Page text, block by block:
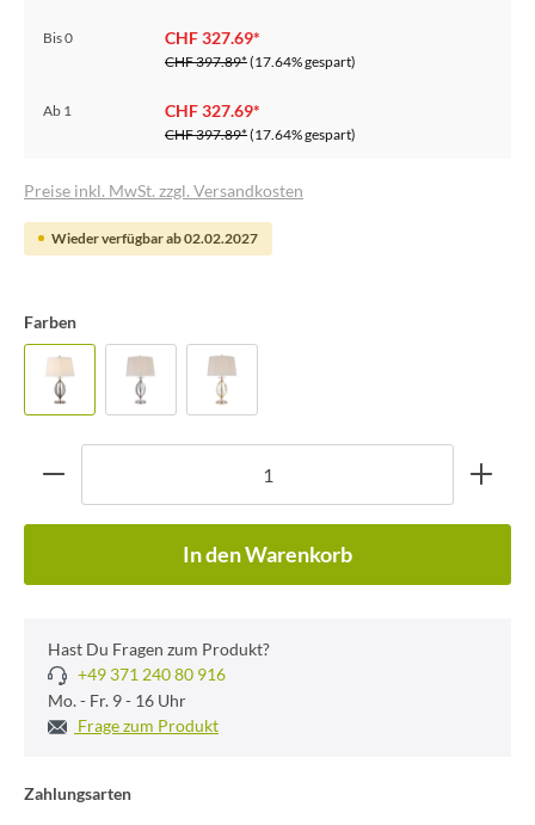
Bis0 CHF 327.69*
CHF 397.89*(17.64% gespart)
Ab 1 CHF 327.69*
CHF 397.89*(17.64% gespart)
Preise inkl. MwSt. zzgl. Versandkosten
Wieder verfügbar ab 02.02.2027
Farben
In den Warenkorb
Hast Du Fragen zum Produkt?
+49 371 240 80 916
Mo. - Fr. 9 - 16 Uhr
Frage zum Produkt
Zahlungsarten